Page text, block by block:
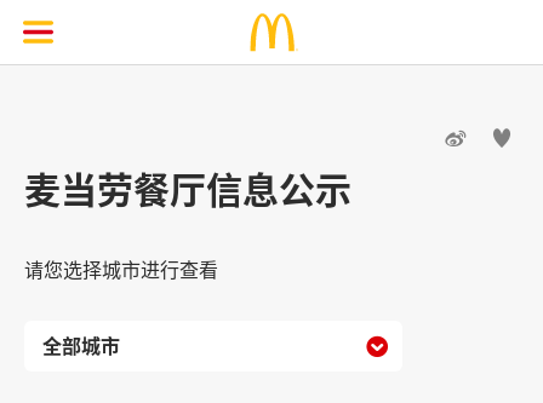
 
麦当劳餐厅信息公示
请您选择城市进行查看
